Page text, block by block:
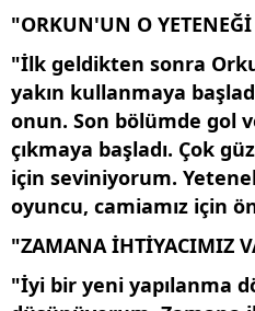
"ORKUN'UN O
"İlk geldikten sonra
yakın kullanmaya
onun. Son bölümde gol
çıkmaya başladı. Çok
için seviniyorum.
oyuncu, camiamız için
"ZAMANA İHTİYACIMIZ
"İyi bir yeni yapılanma